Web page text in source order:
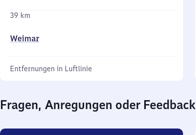
39 km
Weimar
Entfernungen in Luftlinie
Fragen, Anregungen oder Feedback